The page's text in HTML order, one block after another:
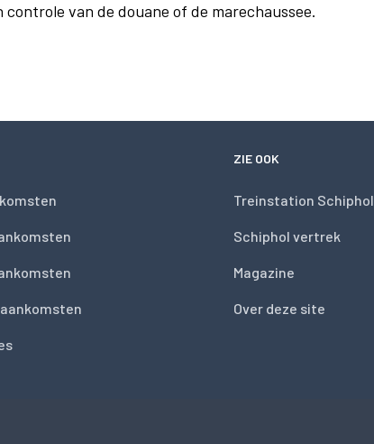
van de douane of de marechaussee.
ZIE OOK
Treinstation Schiphol
Schiphol vertrek
Magazine
Over deze site